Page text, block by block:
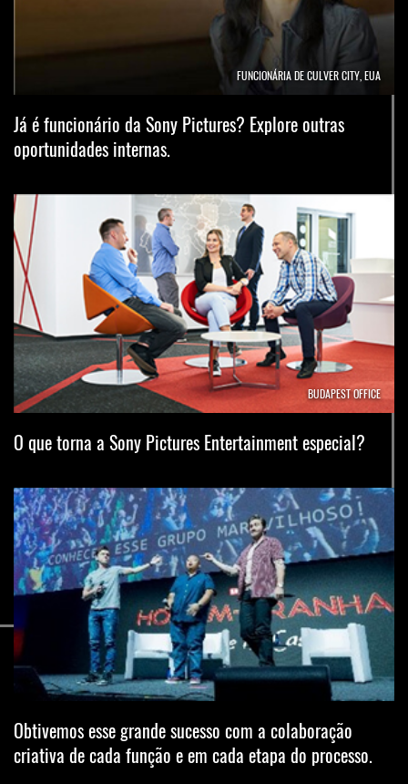
FUNCIONÁRIA DE CULVER CITY, EUA
Já é funcionário da Sony Pictures? Explore outras
oportunidades internas.
BUDAPEST OFFICE
O que torna a Sony Pictures Entertainment especial?
Obtivemos esse grande sucesso com a colaboração
criativa de cada função e em cada etapa do processo.